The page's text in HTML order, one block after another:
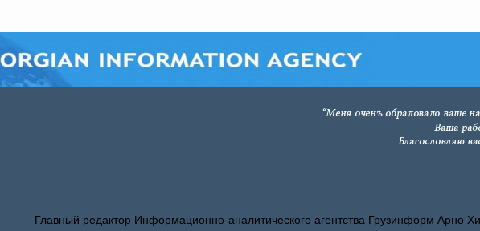
Главный редактор Информационно-аналитического агентства Грузинформ Арно